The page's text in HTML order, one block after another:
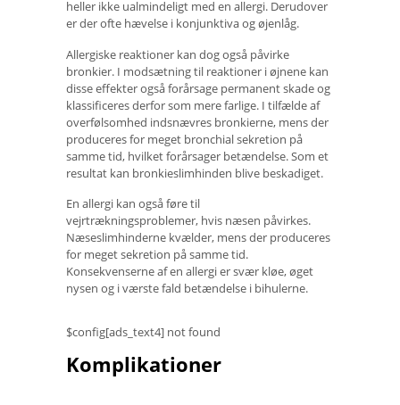
heller ikke ualmindeligt med en allergi. Derudover
er der ofte hævelse i konjunktiva og øjenlåg.
Allergiske reaktioner kan dog også påvirke
bronkier. I modsætning til reaktioner i øjnene kan
disse effekter også forårsage permanent skade og
klassificeres derfor som mere farlige. I tilfælde af
overfølsomhed indsnævres bronkierne, mens der
produceres for meget bronchial sekretion på
samme tid, hvilket forårsager betændelse. Som et
resultat kan bronkieslimhinden blive beskadiget.
En allergi kan også føre til
vejrtrækningsproblemer, hvis næsen påvirkes.
Næseslimhinderne kvælder, mens der produceres
for meget sekretion på samme tid.
Konsekvenserne af en allergi er svær kløe, øget
nysen og i værste fald betændelse i bihulerne.
$config[ads_text4] not found
Komplikationer